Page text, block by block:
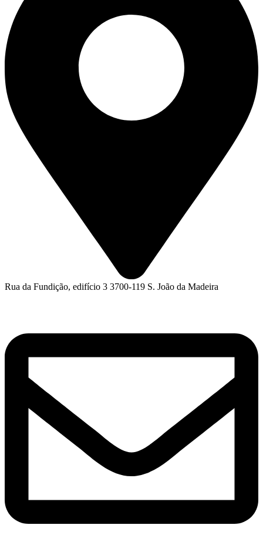
Rua da Fundição, edifício 3 3700-119 S. João da Madeira